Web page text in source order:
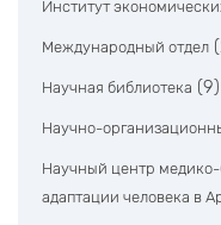
Институт
Международный отдел
Научная библиотека (9)
Научно-
Научный центр медико-
адаптации человека в